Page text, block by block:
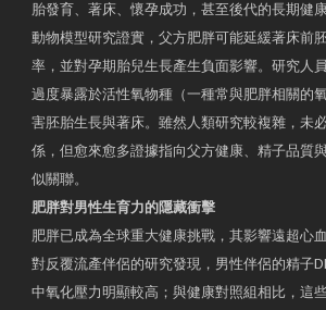
胎發育、著床、懷孕成功，甚至後代的長期健康
動物模型研究證實，父方肥胖可能延緩著床前
率，並對孕期胎兒生長產生負面影響。研究人
過度暴露於活性氧物種（一種常與肥胖相關的
害胚胎生長與著床。雖然人類研究較複雜，未
係，但愈來愈多證據指向父方健康、精子品質
似關聯。
肥胖對男性生育力的隱藏衝擊
肥胖已成為全球重大健康挑戰，其影響遠超心
對反覆流產伴侶的研究發現，男性伴侶的精子
中氧化壓力明顯較高；與健康對照組相比，這